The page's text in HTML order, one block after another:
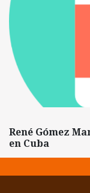
René Gómez
en Cuba